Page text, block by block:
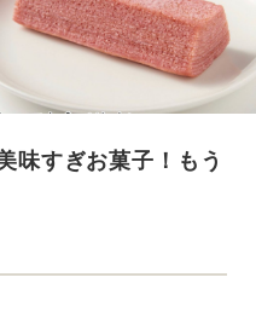
味すぎお菓子！もう